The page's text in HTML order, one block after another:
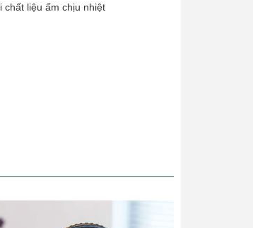
chất liệu ấm chịu nhiệt